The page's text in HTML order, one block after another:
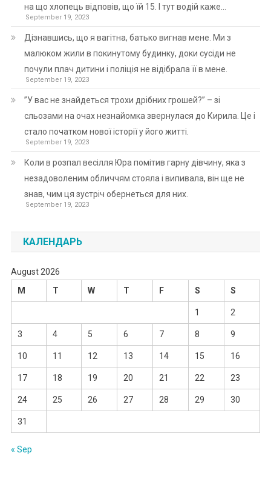
на що хлопець відповів, що їй 15. І тут водій каже…
September 19, 2023
Дізнавшись, що я вагітна, батько вигнав мене. Ми з
малюком жили в покинутому будинку, доки сусіди не
почули плач дитини і поліція не відібрала її в мене.
September 19, 2023
”У вас не знайдеться трохи дрібних грошей?” – зі
сльозами на очах незнайомка звернулася до Кирила. Це і
стало початком нової історії у його житті.
September 19, 2023
Коли в розпал весілля Юра помітив гарну дівчину, яка з
незадоволеним обличчям стояла і випивала, він ще не
знав, чим ця зустріч обернеться для них.
September 19, 2023
КАЛЕНДАРЬ
August 2026
M
T W T F S S
1 2
3 4 5 6 7 8 9
10 11 12 13 14 15 16
17 18 19 20 21 22 23
24 25 26 27 28 29 30
31
« Sep